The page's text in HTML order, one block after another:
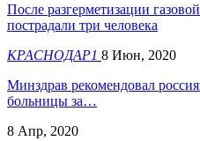
После разгерметизации
пострадали три человека
КРАСНОДАР1 8 Июн, 2020
Минздрав рекомендовал
больницы за…
8 Апр, 2020